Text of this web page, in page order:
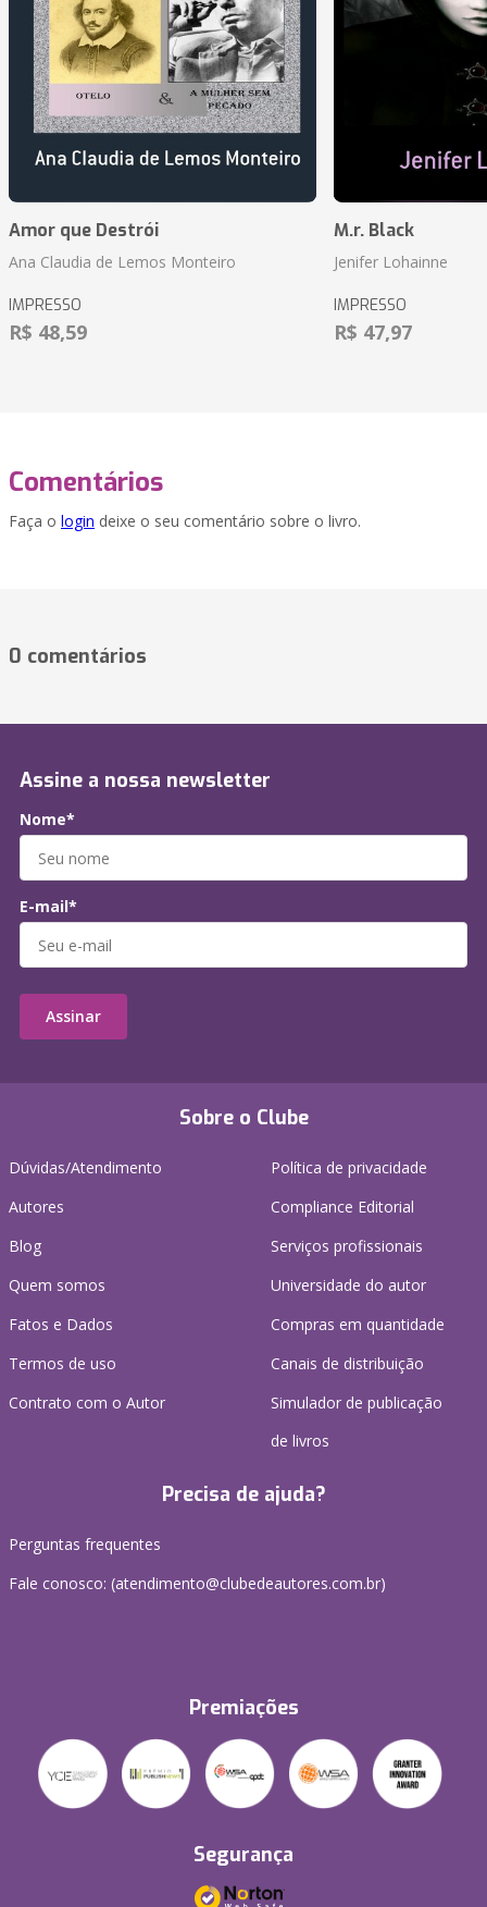
Amor que Destrói
Ana Claudia de Lemos Monteiro
IMPRESSO
R$ 48,59
M.r. Black
Jenifer Lohainne
IMPRESSO
R$ 47,97
Comentários
Faça o login deixe o seu comentário sobre o livro.
0 comentários
Sobre o Clube
Dúvidas/Atendimento
Autores
Blog
Quem somos
Fatos e Dados
Termos de uso
Contrato com o Autor
Política de privacidade
Compliance Editorial
Serviços profissionais
Universidade do autor
Compras em quantidade
Canais de distribuição
Simulador de publicação
de livros
Precisa de ajuda?
Perguntas frequentes
Fale conosco: (atendimento@clubedeautores.com.br)
Premiações
Segurança
Assine a nossa newsletter
Nome*
E-mail*
Assinar